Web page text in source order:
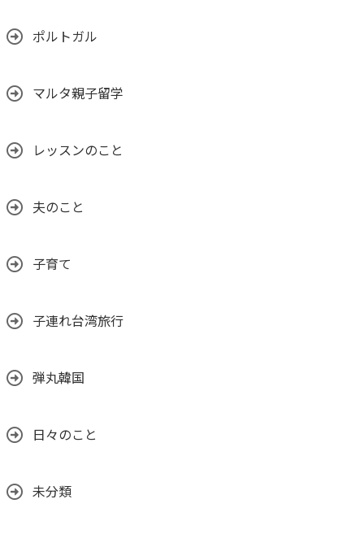
ポルトガル
マルタ親子留学
レッスンのこと
夫のこと
子育て
子連れ台湾旅行
弾丸韓国
日々のこと
未分類